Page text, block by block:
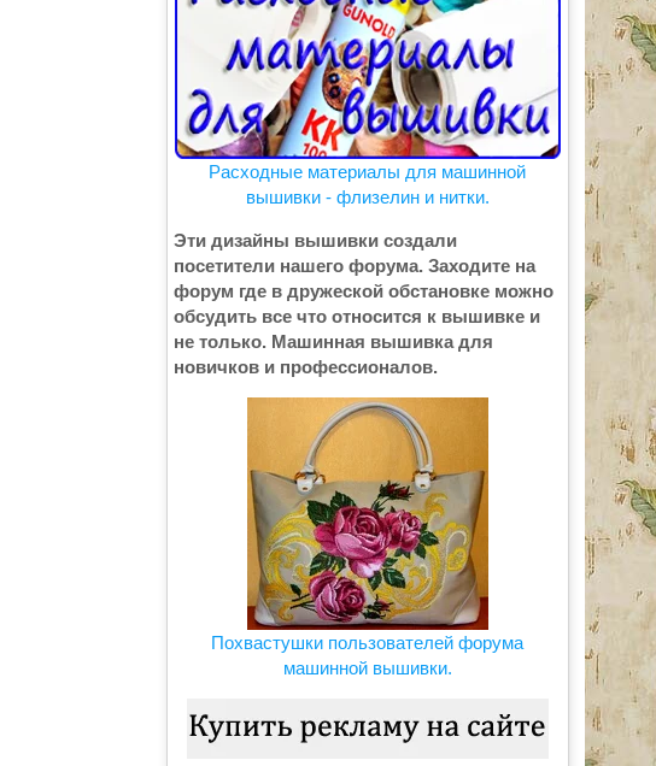
Расходные материалы для машинной
вышивки - флизелин и нитки.
Эти дизайны вышивки создали
посетители нашего форума. Заходите на
форум где в дружеской обстановке можно
обсудить все что относится к вышивке и
не только. Машинная вышивка для
новичков и профессионалов.
Похвастушки пользователей форума
машинной вышивки.